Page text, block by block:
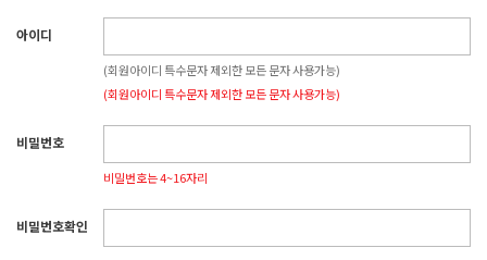
아이디
(회원아이디 특수문자 제외한 모든 문자 사용가능)
(회원아이디 특수문자 제외한 모든 문자 사용가능)
비밀번호
비밀번호는 4~16자리
비밀번호확인